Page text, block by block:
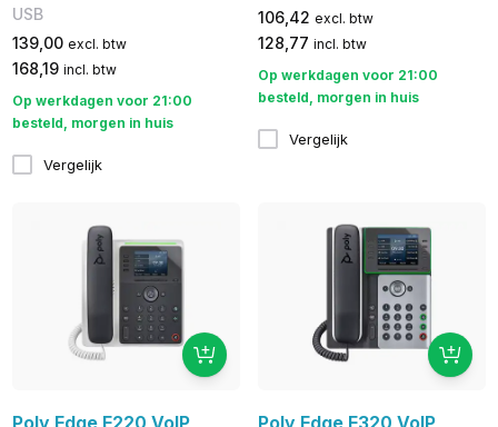
USB
139,00 excl. btw
168,19 incl. btw
Op werkdagen voor 21:00
besteld, morgen in huis
Vergelijk
106,42 excl. btw
128,77 incl. btw
Op werkdagen voor 21:00
besteld, morgen in huis
Vergelijk